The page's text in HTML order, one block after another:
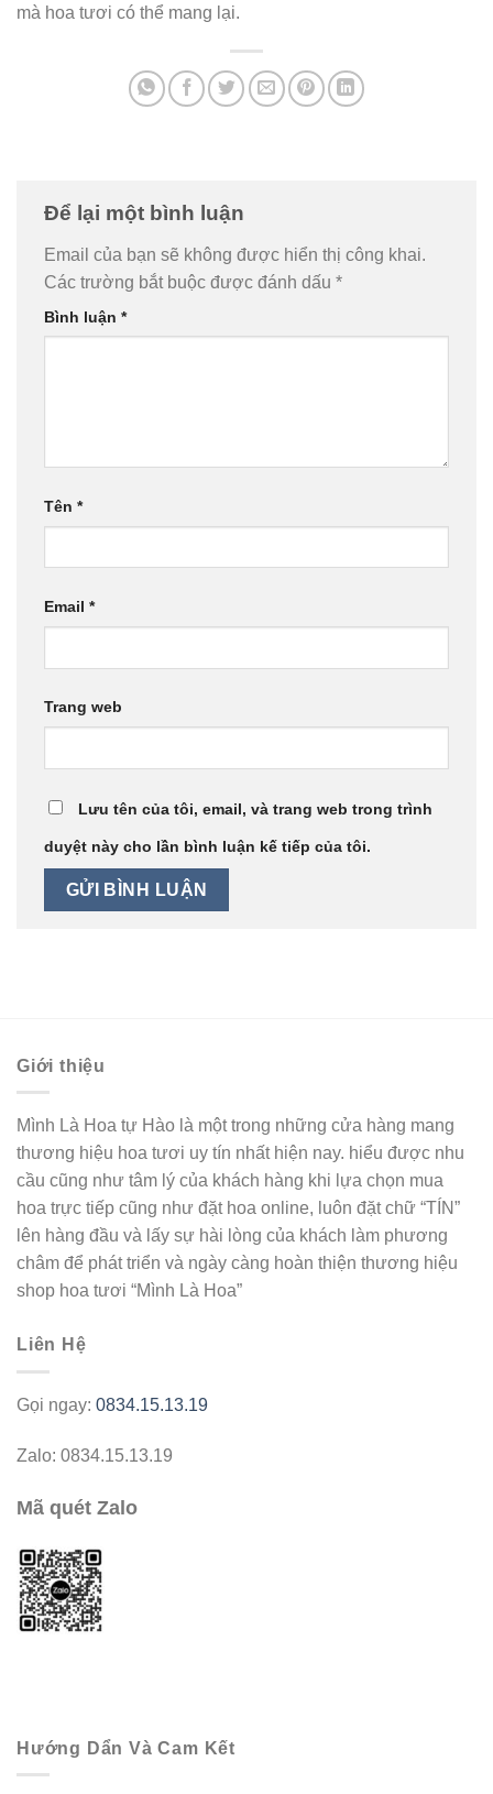
mà hoa tươi có thể mang lại.
Để lại một bình luận
Email của bạn sẽ không được hiển thị công khai.
Các trường bắt buộc được đánh dấu *
Bình luận *
Tên *
Email *
Trang web
Lưu tên của tôi, email, và trang web trong trình
duyệt này cho lần bình luận kế tiếp của tôi.
Giới thiệu
Mình Là Hoa tự Hào là một trong những cửa hàng mang
thương hiệu hoa tươi uy tín nhất hiện nay. hiểu được nhu
cầu cũng như tâm lý của khách hàng khi lựa chọn mua
hoa trực tiếp cũng như đặt hoa online, luôn đặt chữ “TÍN”
lên hàng đầu và lấy sự hài lòng của khách làm phương
châm để phát triển và ngày càng hoàn thiện thương hiệu
shop hoa tươi “Mình Là Hoa”
Liên Hệ
Gọi ngay: 0834.15.13.19
Zalo: 0834.15.13.19
Mã quét Zalo
Hướng Dẩn Và Cam Kết